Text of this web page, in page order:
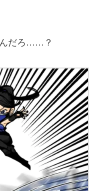
んだろ……？